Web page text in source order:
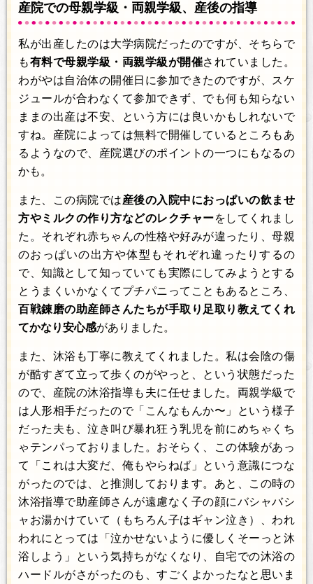
産院での母親学級・両親学級、産後の指導
私が出産したのは大学病院だったのですが、そちらで
も有料で母親学級・両親学級が開催されていました。
わがやは自治体の開催日に参加できたのですが、スケ
ジュールが合わなくて参加できず、でも何も知らない
ままの出産は不安、という方には良いかもしれないで
すね。産院によっては無料で開催しているところもあ
るようなので、産院選びのポイントの一つにもなるの
かも。
また、この病院では産後の入院中におっぱいの飲ませ
方やミルクの作り方などのレクチャーをしてくれまし
た。それぞれ赤ちゃんの性格や好みが違ったり、母親
のおっぱいの出方や体型もそれぞれ違ったりするの
で、知識として知っていても実際にしてみようとする
とうまくいかなくてプチパニってこともあるところ、
百戦錬磨の助産師さんたちが手取り足取り教えてくれ
てかなり安心感がありました。
また、沐浴も丁寧に教えてくれました。私は会陰の傷
が酷すぎて立って歩くのがやっと、という状態だった
ので、産院の沐浴指導も夫に任せました。両親学級で
は人形相手だったので「こんなもんか〜」という様子
だった夫も、泣き叫び暴れ狂う乳児を前にめちゃくち
ゃテンパっておりました。おそらく、この体験があっ
て「これは大変だ、俺もやらねば」という意識につな
がったのでは、と推測しております。あと、この時の
沐浴指導で助産師さんが遠慮なく子の顔にバシャバシ
ャお湯かけていて（もちろん子はギャン泣き）、われ
われにとっては「泣かせないように優しくそーっと沐
浴しよう」という気持ちがなくなり、自宅での沐浴の
ハードルがさがったのも、すごくよかったなと思いま